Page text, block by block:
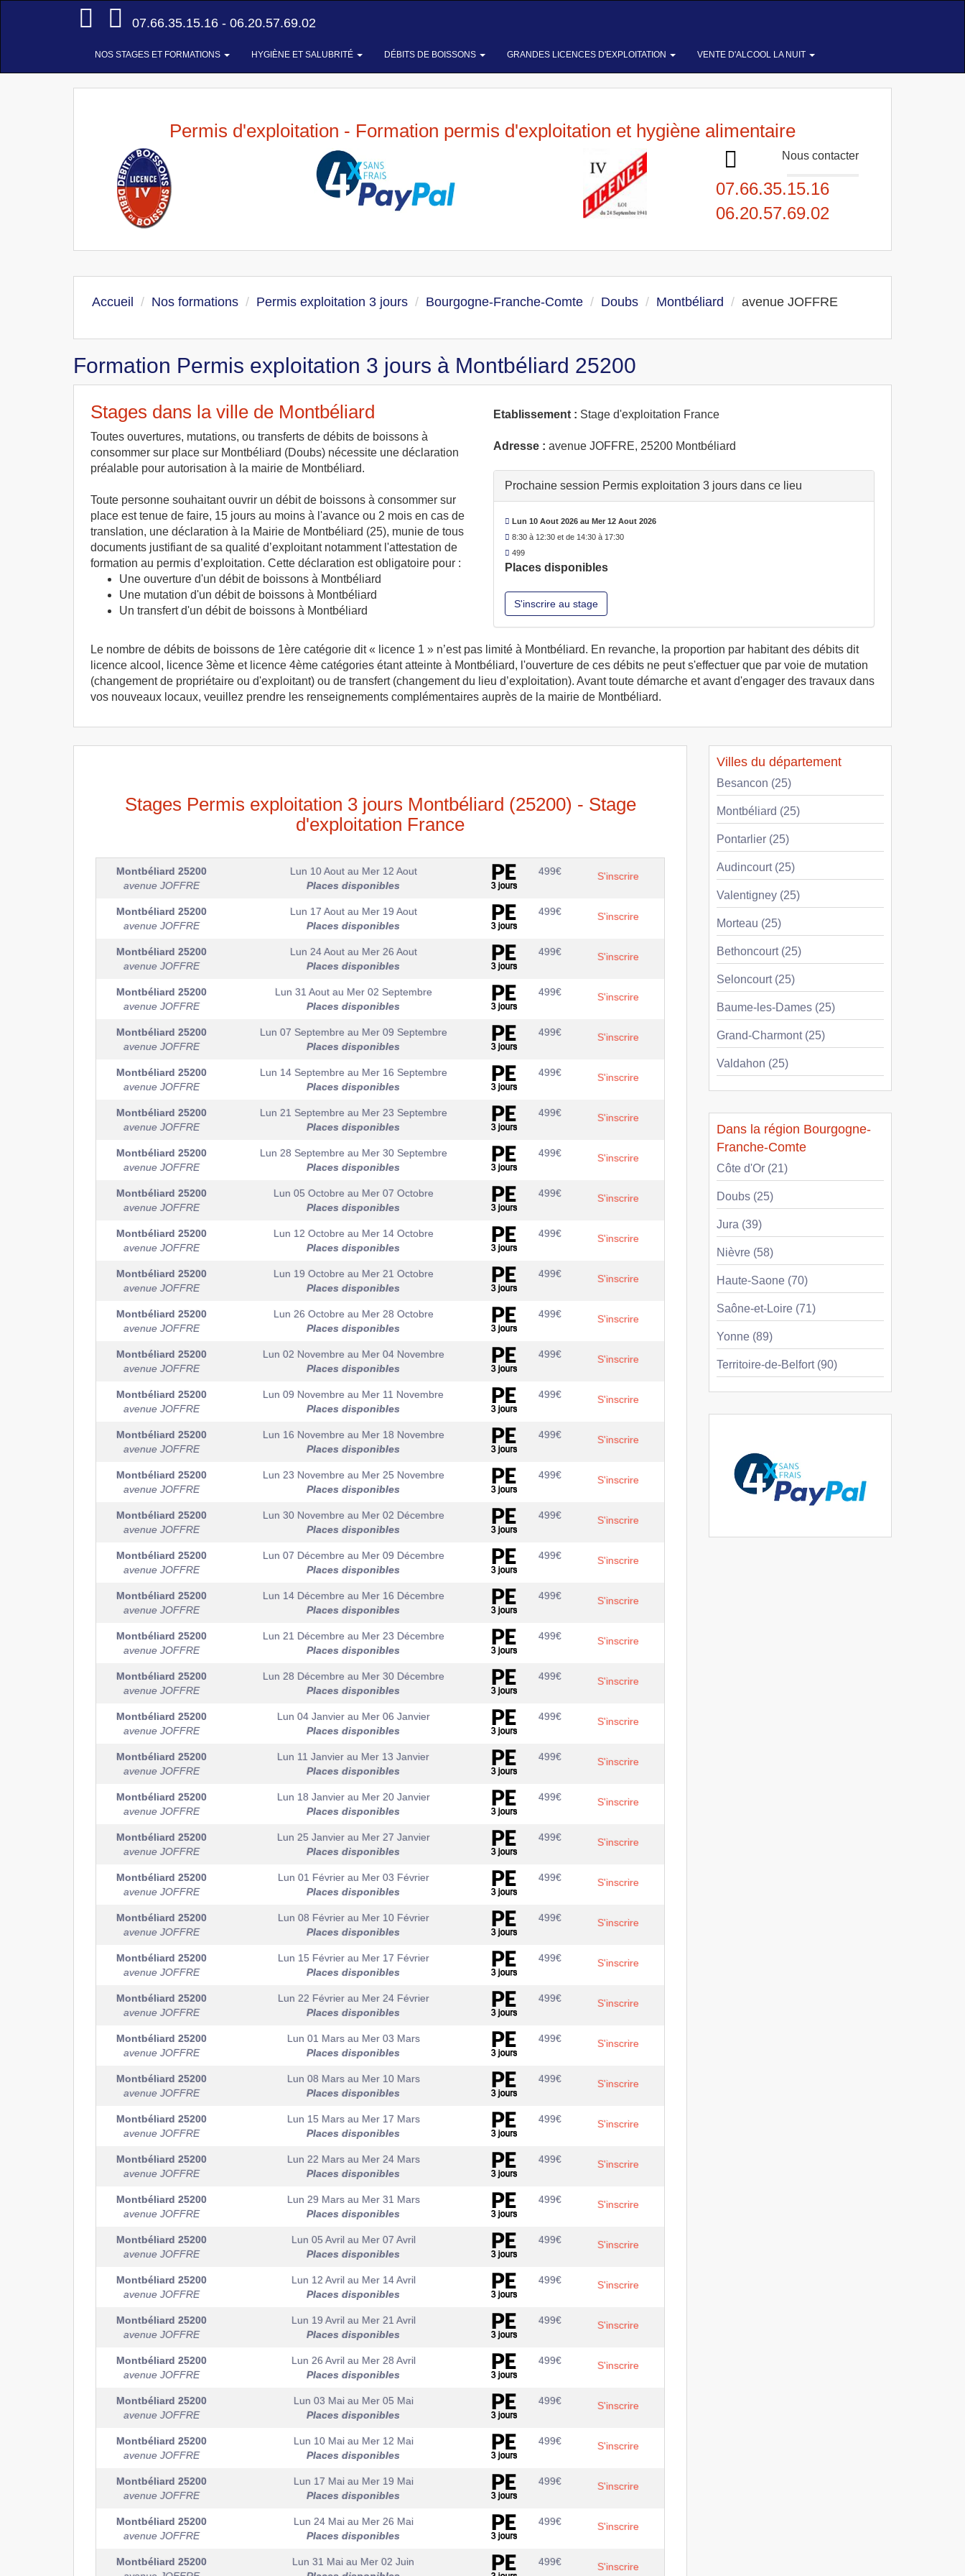
Accueil
07.66.35.15.16 - 06.20.57.69.02
NOS STAGES ET FORMATIONS HYGIÈNE ET SALUBRITÉ DÉBITS DE BOISSONS GRANDES LICENCES D'EXPLOITATION VENTE D'ALCOOL LA NUIT
Permis d'exploitation - Formation permis d'exploitation et hygiène alimentaire
Nous contacter
07.66.35.15.16
06.20.57.69.02
Accueil Nos formations Permis exploitation 3 jours Bourgogne-Franche-Comte Doubs Montbéliard avenue JOFFRE
Formation Permis exploitation 3 jours à Montbéliard 25200
Stages dans la ville de Montbéliard
Toutes ouvertures, mutations, ou transferts de débits de boissons à
consommer sur place sur Montbéliard (Doubs) nécessite une déclaration
préalable pour autorisation à la mairie de Montbéliard.
Toute personne souhaitant ouvrir un débit de boissons à consommer sur
place est tenue de faire, 15 jours au moins à l'avance ou 2 mois en cas de
translation, une déclaration à la Mairie de Montbéliard (25), munie de tous
documents justifiant de sa qualité d’exploitant notamment l'attestation de
formation au permis d’exploitation. Cette déclaration est obligatoire pour :
Une ouverture d'un débit de boissons à Montbéliard
Une mutation d'un débit de boissons à Montbéliard
Un transfert d'un débit de boissons à Montbéliard
Etablissement : Stage d'exploitation France
Adresse : avenue JOFFRE, 25200 Montbéliard
Prochaine session Permis exploitation 3 jours dans ce lieu
Lun 10 Aout 2026 au Mer 12 Aout 2026
8:30 à 12:30 et de 14:30 à 17:30
499
Places disponibles
S'inscrire au stage
Le nombre de débits de boissons de 1ère catégorie dit « licence 1 » n’est pas limité à Montbéliard. En revanche, la proportion par habitant des débits dit
licence alcool, licence 3ème et licence 4ème catégories étant atteinte à Montbéliard, l'ouverture de ces débits ne peut s'effectuer que par voie de mutation
(changement de propriétaire ou d'exploitant) ou de transfert (changement du lieu d’exploitation). Avant toute démarche et avant d'engager des travaux dans
vos nouveaux locaux, veuillez prendre les renseignements complémentaires auprès de la mairie de Montbéliard.
Stages Permis exploitation 3 jours Montbéliard (25200) - Stage
d'exploitation France
Montbéliard 25200
avenue JOFFRE
Lun 10 Aout au Mer 12 Aout
Places disponibles
499€ S'inscrire
Montbéliard 25200
avenue JOFFRE
Lun 17 Aout au Mer 19 Aout
Places disponibles
499€ S'inscrire
Montbéliard 25200
avenue JOFFRE
Lun 24 Aout au Mer 26 Aout
Places disponibles
499€ S'inscrire
Montbéliard 25200
avenue JOFFRE
Lun 31 Aout au Mer 02 Septembre
Places disponibles
499€ S'inscrire
Montbéliard 25200
avenue JOFFRE
Lun 07 Septembre au Mer 09 Septembre
Places disponibles
499€ S'inscrire
Montbéliard 25200
avenue JOFFRE
Lun 14 Septembre au Mer 16 Septembre
Places disponibles
499€ S'inscrire
Montbéliard 25200
avenue JOFFRE
Lun 21 Septembre au Mer 23 Septembre
Places disponibles
499€ S'inscrire
Montbéliard 25200
avenue JOFFRE
Lun 28 Septembre au Mer 30 Septembre
Places disponibles
499€ S'inscrire
Montbéliard 25200
avenue JOFFRE
Lun 05 Octobre au Mer 07 Octobre
Places disponibles
499€ S'inscrire
Montbéliard 25200
avenue JOFFRE
Lun 12 Octobre au Mer 14 Octobre
Places disponibles
499€ S'inscrire
Montbéliard 25200
avenue JOFFRE
Lun 19 Octobre au Mer 21 Octobre
Places disponibles
499€ S'inscrire
Montbéliard 25200
avenue JOFFRE
Lun 26 Octobre au Mer 28 Octobre
Places disponibles
499€ S'inscrire
Montbéliard 25200
avenue JOFFRE
Lun 02 Novembre au Mer 04 Novembre
Places disponibles
499€ S'inscrire
Montbéliard 25200
avenue JOFFRE
Lun 09 Novembre au Mer 11 Novembre
Places disponibles
499€ S'inscrire
Montbéliard 25200
avenue JOFFRE
Lun 16 Novembre au Mer 18 Novembre
Places disponibles
499€ S'inscrire
Montbéliard 25200
avenue JOFFRE
Lun 23 Novembre au Mer 25 Novembre
Places disponibles
499€ S'inscrire
Montbéliard 25200
avenue JOFFRE
Lun 30 Novembre au Mer 02 Décembre
Places disponibles
499€ S'inscrire
Montbéliard 25200
avenue JOFFRE
Lun 07 Décembre au Mer 09 Décembre
Places disponibles
499€ S'inscrire
Montbéliard 25200
avenue JOFFRE
Lun 14 Décembre au Mer 16 Décembre
Places disponibles
499€ S'inscrire
Montbéliard 25200
avenue JOFFRE
Lun 21 Décembre au Mer 23 Décembre
Places disponibles
499€ S'inscrire
Montbéliard 25200
avenue JOFFRE
Lun 28 Décembre au Mer 30 Décembre
Places disponibles
499€ S'inscrire
Montbéliard 25200
avenue JOFFRE
Lun 04 Janvier au Mer 06 Janvier
Places disponibles
499€ S'inscrire
Montbéliard 25200
avenue JOFFRE
Lun 11 Janvier au Mer 13 Janvier
Places disponibles
499€ S'inscrire
Montbéliard 25200
avenue JOFFRE
Lun 18 Janvier au Mer 20 Janvier
Places disponibles
499€ S'inscrire
Montbéliard 25200
avenue JOFFRE
Lun 25 Janvier au Mer 27 Janvier
Places disponibles
499€ S'inscrire
Montbéliard 25200
avenue JOFFRE
Lun 01 Février au Mer 03 Février
Places disponibles
499€ S'inscrire
Montbéliard 25200
avenue JOFFRE
Lun 08 Février au Mer 10 Février
Places disponibles
499€ S'inscrire
Montbéliard 25200
avenue JOFFRE
Lun 15 Février au Mer 17 Février
Places disponibles
499€ S'inscrire
Montbéliard 25200
avenue JOFFRE
Lun 22 Février au Mer 24 Février
Places disponibles
499€ S'inscrire
Montbéliard 25200
avenue JOFFRE
Lun 01 Mars au Mer 03 Mars
Places disponibles
499€ S'inscrire
Montbéliard 25200
avenue JOFFRE
Lun 08 Mars au Mer 10 Mars
Places disponibles
499€ S'inscrire
Montbéliard 25200
avenue JOFFRE
Lun 15 Mars au Mer 17 Mars
Places disponibles
499€ S'inscrire
Montbéliard 25200
avenue JOFFRE
Lun 22 Mars au Mer 24 Mars
Places disponibles
499€ S'inscrire
Montbéliard 25200
avenue JOFFRE
Lun 29 Mars au Mer 31 Mars
Places disponibles
499€ S'inscrire
Montbéliard 25200
avenue JOFFRE
Lun 05 Avril au Mer 07 Avril
Places disponibles
499€ S'inscrire
Montbéliard 25200
avenue JOFFRE
Lun 12 Avril au Mer 14 Avril
Places disponibles
499€ S'inscrire
Montbéliard 25200
avenue JOFFRE
Lun 19 Avril au Mer 21 Avril
Places disponibles
499€ S'inscrire
Montbéliard 25200
avenue JOFFRE
Lun 26 Avril au Mer 28 Avril
Places disponibles
499€ S'inscrire
Montbéliard 25200
avenue JOFFRE
Lun 03 Mai au Mer 05 Mai
Places disponibles
499€ S'inscrire
Montbéliard 25200
avenue JOFFRE
Lun 10 Mai au Mer 12 Mai
Places disponibles
499€ S'inscrire
Montbéliard 25200
avenue JOFFRE
Lun 17 Mai au Mer 19 Mai
Places disponibles
499€ S'inscrire
Montbéliard 25200
avenue JOFFRE
Lun 24 Mai au Mer 26 Mai
Places disponibles
499€ S'inscrire
Montbéliard 25200
Lun 31 Mai au Mer 02 Juin
499€ S'inscrire
Villes du département
Besancon (25)
Montbéliard (25)
Pontarlier (25)
Audincourt (25)
Valentigney (25)
Morteau (25)
Bethoncourt (25)
Seloncourt (25)
Baume-les-Dames (25)
Grand-Charmont (25)
Valdahon (25)
Dans la région Bourgogne-
Franche-Comte
Côte d'Or (21)
Doubs (25)
Jura (39)
Nièvre (58)
Haute-Saone (70)
Saône-et-Loire (71)
Yonne (89)
Territoire-de-Belfort (90)